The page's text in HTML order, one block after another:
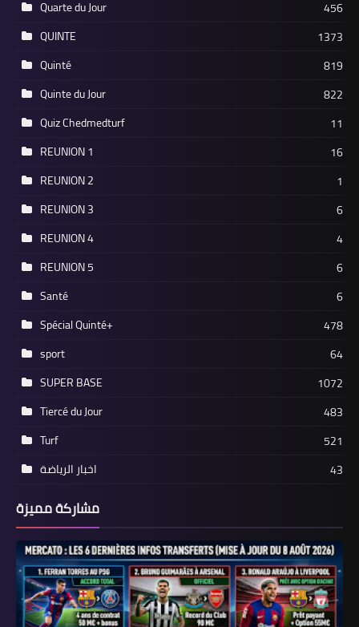
Quarte du Jour
456
QUINTE
1373
Quinté
819
Quinte du Jour
822
Quiz Chedmedturf
11
REUNION 1
16
REUNION 2
1
REUNION 3
6
REUNION 4
4
REUNION 5
6
Santé
6
Spécial Quinté+
478
sport
64
SUPER BASE
1072
Tiercé du Jour
483
Turf
521
اخبار الرياضة
43
مشاركة مميزة